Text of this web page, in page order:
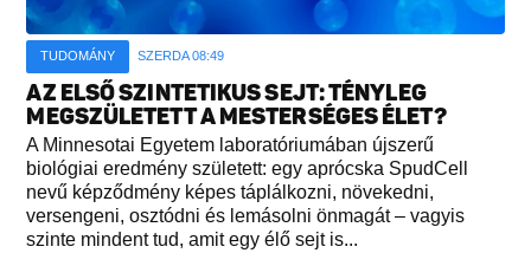
TUDOMÁNY SZERDA 08:49
AZ ELSŐ SZINTETIKUS SEJT: TÉNYLEG
MEGSZÜLETETT A MESTERSÉGES ÉLET?
A Minnesotai Egyetem laboratóriumában újszerű
biológiai eredmény született: egy aprócska SpudCell
nevű képződmény képes táplálkozni, növekedni,
versengeni, osztódni és lemásolni önmagát – vagyis
szinte mindent tud, amit egy élő sejt is...